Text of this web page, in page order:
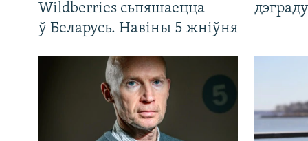
Wildberries сьпяшаецца
ў Беларусь. Навіны 5 жніўня